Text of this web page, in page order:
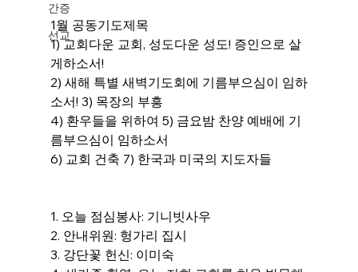
간증
선교
1월 공동기도제목
1) 교회다운 교회, 성도다운 성도! 증인으로 살
게하소서!
2) 새해 특별 새벽기도회에 기름부으심이 임하
소서! 3) 목장의 부흥
4) 환우들을 위하여 5) 금요밤 찬양 예배에 기
름부으심이 임하소서
6) 교회 건축 7) 한국과 미국의 지도자들
1. 오늘 점심봉사: 기니빗사우
2. 안내위원: 헝가리 집시
3. 강단꽃 헌신: 이미숙